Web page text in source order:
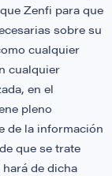
Zenfi para que
sobre su
cualquier
cualquier
en el
pleno
de la información
que se trate
de dicha